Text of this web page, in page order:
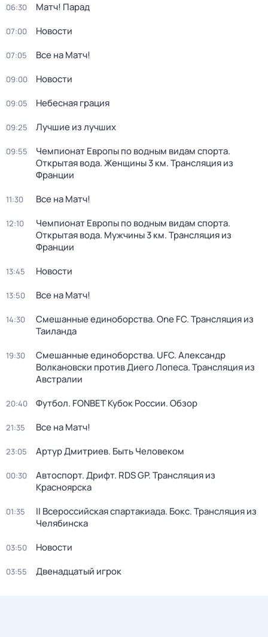
06:30 Матч! Парад
07:00 Новости
07:05 Все на Матч!
09:00 Новости
09:05 Небесная грация
09:25 Лучшие из лучших
09:55
Чемпионат Европы по водным видам спорта.
Открытая вода. Женщины 3 км. Трансляция из
Франции
11:30 Все на Матч!
12:10
Чемпионат Европы по водным видам спорта.
Открытая вода. Мужчины 3 км. Трансляция из
Франции
13:45 Новости
13:50 Все на Матч!
14:30
Смешанные единоборства. One FC. Трансляция из
Таиланда
19:30
Смешанные единоборства. UFC. Александр
Волкановски против Диего Лопеса. Трансляция из
Австралии
20:40 Футбол. FONBET Кубок России. Обзор
21:35 Все на Матч!
23:05 Артур Дмитриев. Быть Человеком
00:30
Автоспорт. Дрифт. RDS GP. Трансляция из
Красноярска
01:35
II Всероссийская спартакиада. Бокс. Трансляция из
Челябинска
03:50 Новости
03:55 Двенадцатый игрок